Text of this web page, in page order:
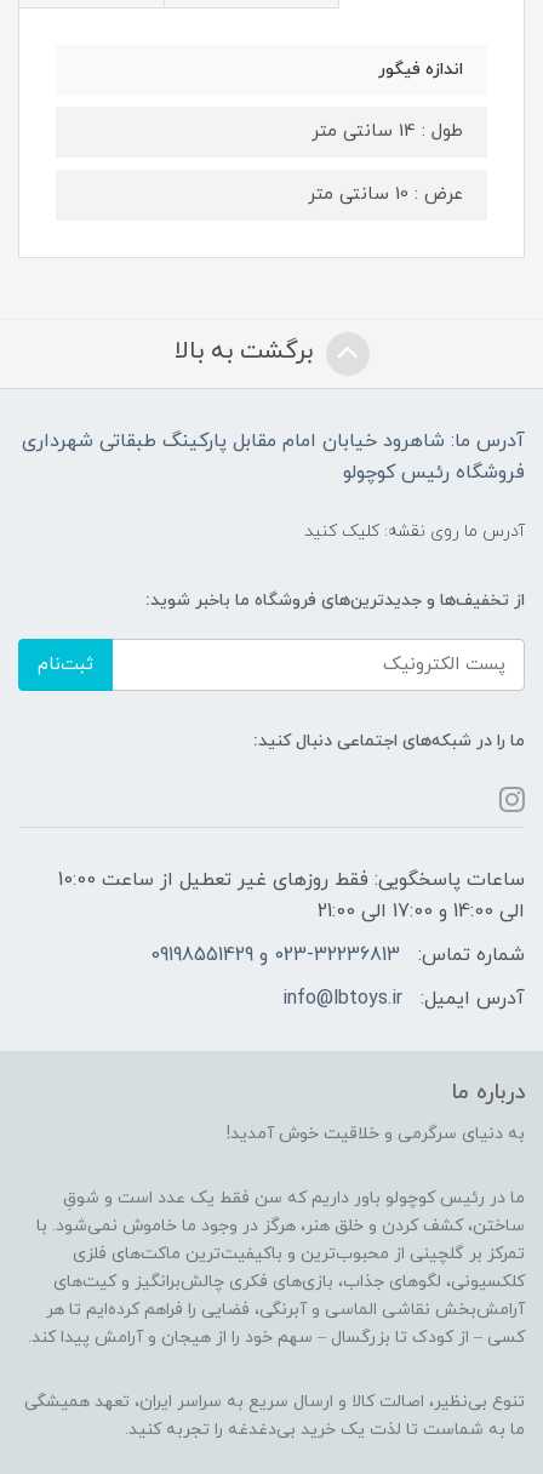
اندازه فیگور
طول : 14 سانتی متر
عرض : 10 سانتی متر
برگشت به بالا
آدرس ما: شاهرود خیابان امام مقابل پارکینگ طبقاتی شهرداری
فروشگاه رئیس کوچولو
آدرس ما روی نقشه: کلیک کنید
از تخفیف‌ها و جدیدترین‌های فروشگاه ما باخبر شوید:
ثبت‌نام
ما را در شبکه‌های اجتماعی دنبال کنید:
ساعات پاسخگویی: فقط روزهای غیر تعطیل از ساعت 10:00
الی 14:00 و 17:00 الی 21:00
شماره تماس:
023-32236813 و 09198551429
آدرس ایمیل:
info@lbtoys.ir
درباره ما
به دنیای سرگرمی و خلاقیت خوش آمدید!
ما در رئیس کوچولو باور داریم که سن فقط یک عدد است و شوقِ
ساختن، کشف کردن و خلق هنر، هرگز در وجود ما خاموش نمی‌شود. با
تمرکز بر گلچینی از محبوب‌ترین و باکیفیت‌ترین ماکت‌های فلزی
کلکسیونی، لگوهای جذاب، بازی‌های فکری چالش‌برانگیز و کیت‌های
آرامش‌بخش نقاشی الماسی و آبرنگی، فضایی را فراهم کرده‌ایم تا هر
کسی – از کودک تا بزرگسال – سهم خود را از هیجان و آرامش پیدا کند.
تنوع بی‌نظیر، اصالت کالا و ارسال سریع به سراسر ایران، تعهد همیشگی
ما به شماست تا لذت یک خرید بی‌دغدغه را تجربه کنید.